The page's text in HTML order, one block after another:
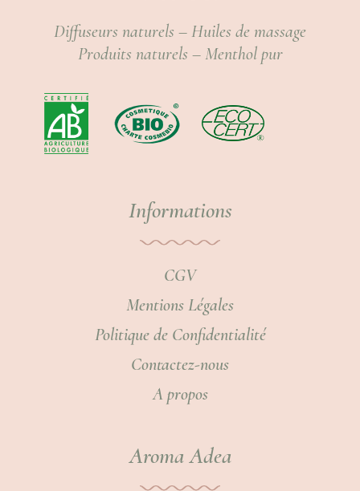
Diffuseurs naturels – Huiles de massage
Produits naturels – Menthol pur
Informations
CGV
Mentions Légales
Politique de Confidentialité
Contactez-nous
A propos
Aroma Adea